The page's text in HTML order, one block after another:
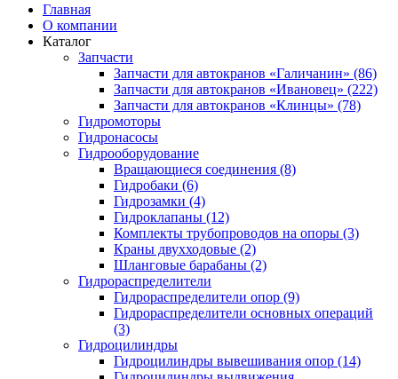
Главная
О компании
Каталог
Запчасти
Запчасти для автокранов «Галичанин» (86)
Запчасти для автокранов «Ивановец» (222)
Запчасти для автокранов «Клинцы» (78)
Гидромоторы
Гидронасосы
Гидрооборудование
Вращающиеся соединения (8)
Гидробаки (6)
Гидрозамки (4)
Гидроклапаны (12)
Комплекты трубопроводов на опоры (3)
Краны двухходовые (2)
Шланговые барабаны (2)
Гидрораспределители
Гидрораспределители опор (9)
Гидрораспределители основных операций
(3)
Гидроцилиндры
Гидроцилиндры вывешивания опор (14)